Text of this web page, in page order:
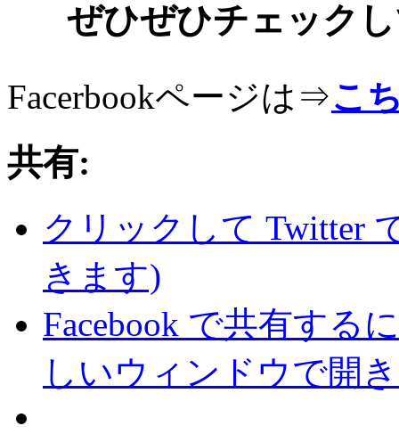
ぜひぜひチェック
Facerbookページは⇒こ
共有:
クリックして Twitter
きます)
Facebook で共有する
しいウィンドウで開